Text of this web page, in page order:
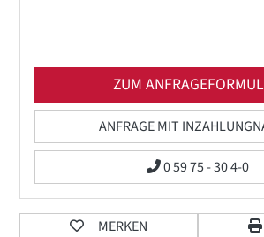
ZUM
ANFRAGE MIT
0 59 75 - 30 4-0
MERKEN